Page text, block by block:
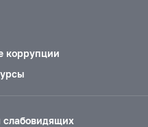
коррупции
слабовидящих